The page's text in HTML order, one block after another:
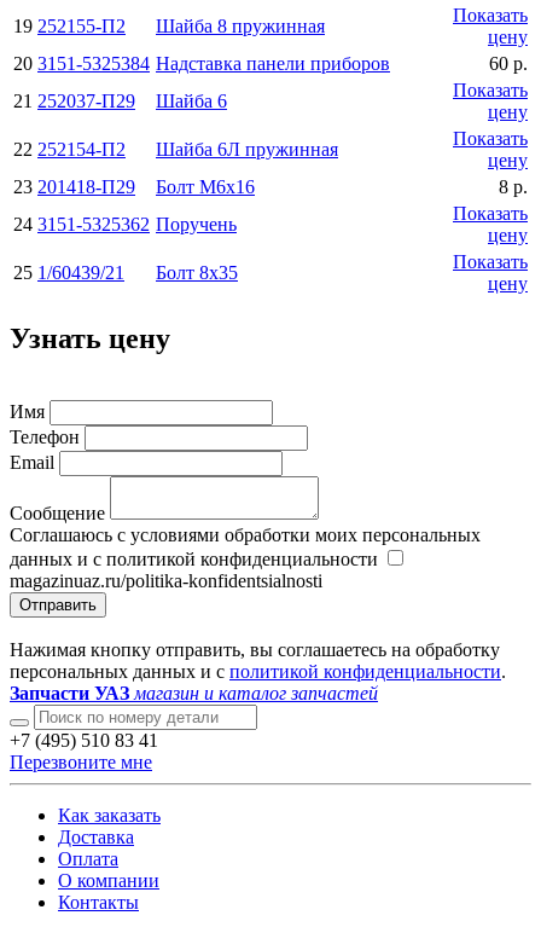
19 252155-П2 Шайба 8 пружинная
Показать
цену
20 3151-5325384 Надставка панели приборов
60 р.
21 252037-П29 Шайба 6
Показать
цену
22 252154-П2 Шайба 6Л пружинная
Показать
цену
23 201418-П29 Болт М6x16
8 р.
24 3151-5325362 Поручень
Показать
цену
25 1/60439/21 Болт 8x35
Показать
цену
Узнать цену
Имя
Телефон
Email
Сообщение
Соглашаюсь с условиями обработки моих персональных
данных и с политикой конфиденциальности
magazinuaz.ru/politika-konfidentsialnosti
Отправить
Нажимая кнопку отправить, вы соглашаетесь на обработку
персональных данных и с политикой конфиденциальности.
Запчасти УАЗ магазин и каталог запчастей
+7 (495) 510 83 41
Перезвоните мне
Как заказать
Доставка
Оплата
О компании
Контакты